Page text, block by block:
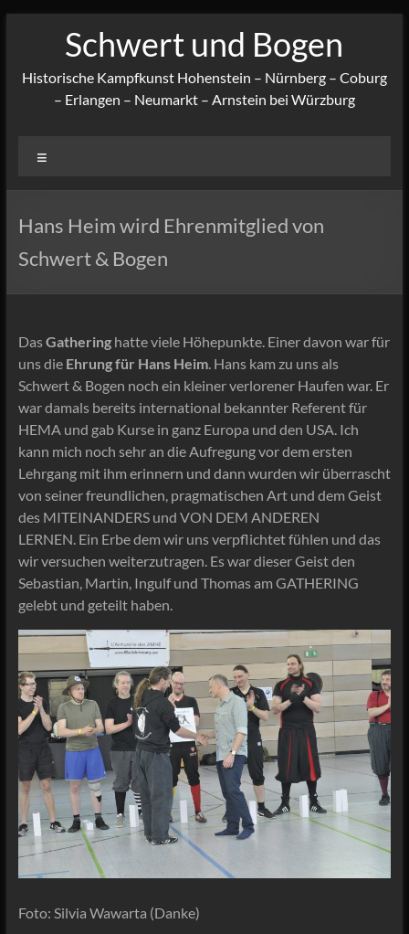
Schwert und Bogen
Historische Kampfkunst Hohenstein – Nürnberg – Coburg
– Erlangen – Neumarkt – Arnstein bei Würzburg
Hans Heim wird Ehrenmitglied von
Schwert & Bogen
DasGatheringhatte viele Höhepunkte. Einer davon war für
uns die Ehrung für Hans Heim. Hans kam zu uns als
Schwert & Bogen noch ein kleiner verlorener Haufen war. Er
war damals bereits international bekannter Referent für
HEMA und gab Kurse in ganz Europa und den USA. Ich
kann mich noch sehr an die Aufregung vor dem ersten
Lehrgang mit ihm erinnern und dann wurden wir überrascht
von seiner freundlichen, pragmatischen Art und dem Geist
des MITEINANDERS und VON DEM ANDEREN
LERNEN. Ein Erbe dem wir uns verpflichtet fühlen und das
wir versuchen weiterzutragen. Es war dieser Geist den
Sebastian, Martin, Ingulf und Thomas am GATHERING
gelebt und geteilt haben.
Foto: Silvia Wawarta (Danke)